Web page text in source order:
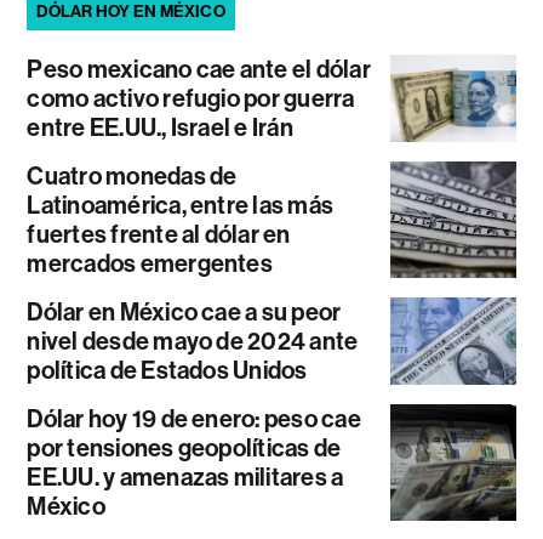
DÓLAR HOY EN MÉXICO
Peso mexicano cae ante el dólar
como activo refugio por guerra
entre EE.UU., Israel e Irán
Cuatro monedas de
Latinoamérica, entre las más
fuertes frente al dólar en
mercados emergentes
Dólar en México cae a su peor
nivel desde mayo de 2024 ante
política de Estados Unidos
Dólar hoy 19 de enero: peso cae
por tensiones geopolíticas de
EE.UU. y amenazas militares a
México